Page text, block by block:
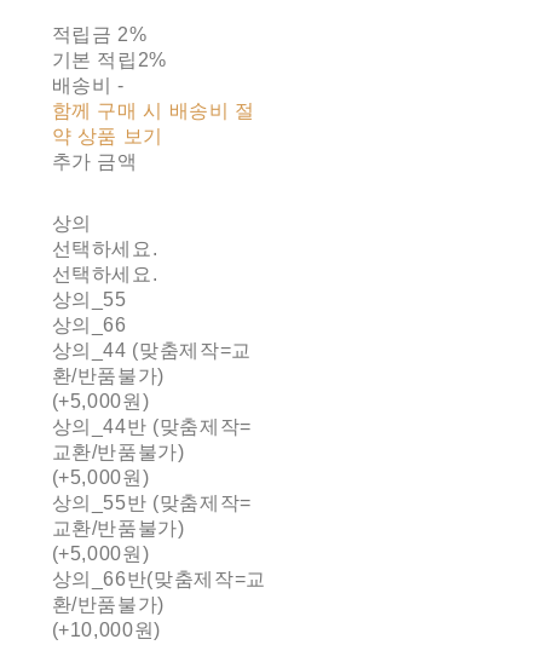
적립금 2%
기본 적립 2%
배송비-
함께 구매 시 배송비 절
약 상품 보기
추가 금액
상의
선택하세요.
선택하세요.
상의_55
상의_66
상의_44 (맞춤제작=교
환/반품불가)
(+5,000원)
상의_44반 (맞춤제작=
교환/반품불가)
(+5,000원)
상의_55반 (맞춤제작=
교환/반품불가)
(+5,000원)
상의_66반(맞춤제작=교
환/반품불가)
(+10,000원)